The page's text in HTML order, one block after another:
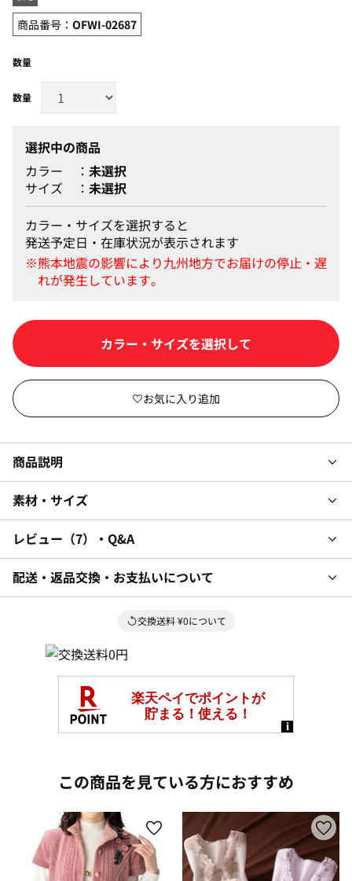
商品番号： OFWI-02687
数量
選択中の商品
カラー
未選択
サイズ
未選択
カラー・サイズを選択すると
発送予定日・在庫状況が表示されます
カートに入れる
商品説明
素材・サイズ
レビュー 7 ・Q&A
配送・返品交換・お支払いについて
交換送料 ¥0について
この商品を見ている方におすすめ